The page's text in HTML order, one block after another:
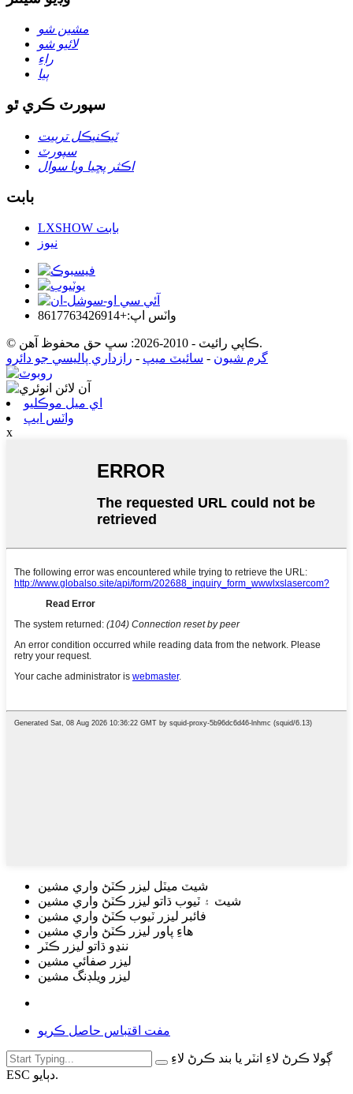
مشين شو
لائيو شو
راءِ
ٻيا
سپورٽ ڪري ٿو
ٽيڪنيڪل تربيت
سپورٽ
اڪثر پڇيا ويا سوال
بابت
LXSHOW بابت
نيوز
واٽس اپ:+8617763426914
© ڪاپي رائيٽ - 2010-2026: سڀ حق محفوظ آهن.
گرم شيون - سائيٽ ميپ - رازداري پاليسي جو دائرو
اي ميل موڪليو
واٽس ايپ
x
شيٽ ميٽل ليزر ڪٽڻ واري مشين
شيٽ ۽ ٽيوب ڌاتو ليزر ڪٽڻ واري مشين
فائبر ليزر ٽيوب ڪٽڻ واري مشين
هاءِ پاور ليزر ڪٽڻ واري مشين
ننڍو ڌاتو ليزر ڪٽر
ليزر صفائي مشين
ليزر ويلڊنگ مشين
مفت اقتباس حاصل ڪريو
ڳولا ڪرڻ لاءِ انٽر يا بند ڪرڻ لاءِ
ESC دٻايو.